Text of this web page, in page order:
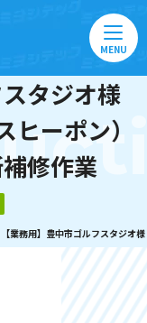
MENU
スタジオ様
ーポン）
修作業
【業務用】豊中市ゴルフスタジ